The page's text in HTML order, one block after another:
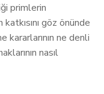
primlerin
göz önünde
kararlarının ne denli
nasıl